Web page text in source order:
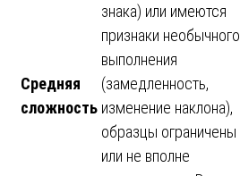
Средняя
сложность
знака) или имеются
признаки необычного
выполнения
(замедленность,
изменение наклона),
образцы ограничены
или не вполне